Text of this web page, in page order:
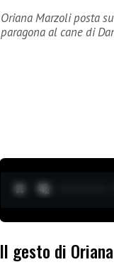
Oriana Marzoli posta
paragona al cane di
Il gesto di